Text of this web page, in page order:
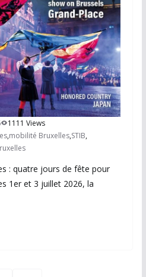
1111 Views
,mobilité Bruxelles,STIB,
: quatre jours de fête pour
1er et 3 juillet 2026, la